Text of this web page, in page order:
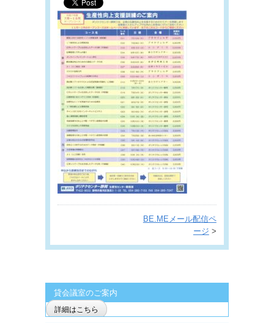
BE.MEメール配信ペ
ージ >
貸会議室のご案内
詳細はこちら